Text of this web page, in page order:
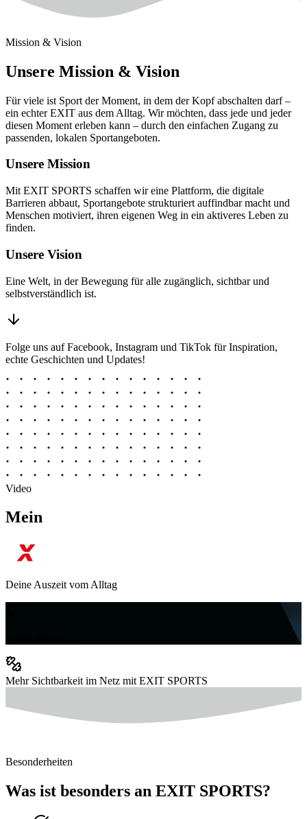
Mission & Vision
Unsere Mission & Vision
Für viele ist Sport der Moment, in dem der Kopf abschalten darf –
ein echter EXIT aus dem Alltag. Wir möchten, dass jede und jeder
diesen Moment erleben kann – durch den einfachen Zugang zu
passenden, lokalen Sportangeboten.
Unsere Mission
Mit EXIT SPORTS schaffen wir eine Plattform, die digitale
Barrieren abbaut, Sportangebote strukturiert auffindbar macht und
Menschen motiviert, ihren eigenen Weg in ein aktiveres Leben zu
finden.
Unsere Vision
Eine Welt, in der Bewegung für alle zugänglich, sichtbar und
selbstverständlich ist.
Folge uns auf Facebook, Instagram und TikTok für Inspiration,
echte Geschichten und Updates!
Video
Mein
Deine Auszeit vom Alltag
Mehr Sichtbarkeit im Netz mit EXIT SPORTS
Besonderheiten
Was ist besonders an EXIT SPORTS?